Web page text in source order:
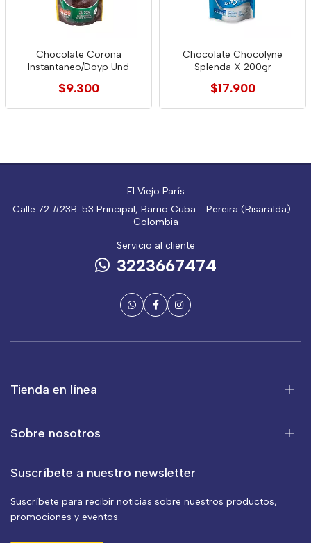
Chocolate Corona
Instantaneo/Doyp Und
$9.300
Chocolate Chocolyne
Splenda X 200gr
$17.900
El Viejo París
Calle 72 #23B-53 Principal, Barrio Cuba - Pereira (Risaralda) -
Colombia
Servicio al cliente
3223667474
Tienda en línea
Sobre nosotros
Suscríbete a nuestro newsletter
Suscríbete para recibir noticias sobre nuestros productos,
promociones y eventos.